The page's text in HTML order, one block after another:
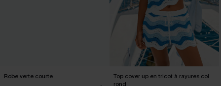
Robe verte courte
Top cover up en tricot à rayures col
rond